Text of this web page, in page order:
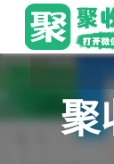
聚